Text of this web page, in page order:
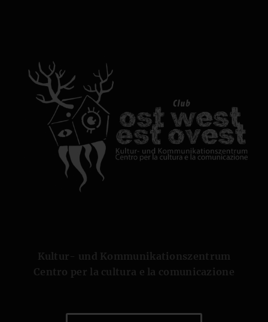
Kultur- und Kommunikationszentrum
Centro per la cultura e la comunicazione